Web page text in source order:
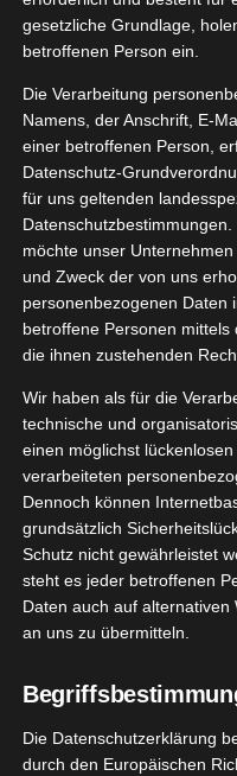
01, 2025
Haut
Pflege
Wellness
NIVEA Cellular
Januar 30, 2025 | Beauty,
Produktvorstellungen,
10
01, 2024
Lashes
Lifestyle Pflege
Wellness
PANORAMA
Wellness
gesetzliche Grundlage,
betroffenen Person ein.
Die Verarbeitung
Namens, der Anschrift, E-
einer betroffenen Person,
Datenschutz-
für uns geltenden
möchte unser
und Zweck der von uns
personenbezogenen Daten
betroffene Personen
die ihnen zustehenden
Wir haben als für die
technische und
einen möglichst
verarbeiteten
Dennoch können
grundsätzlich
Schutz nicht gewährleistet
steht es jeder betroffenen
Daten auch auf alternativen
an uns zu übermitteln.
Die Datenschutzerklärung
durch den Europäischen